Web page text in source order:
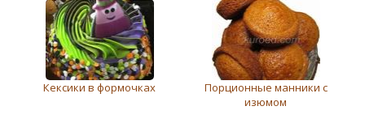
Кексики в формочках
Порционные манники с
изюмом